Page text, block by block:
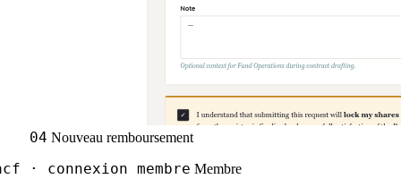
04 Nouveau remboursement
· connexion membre Membre